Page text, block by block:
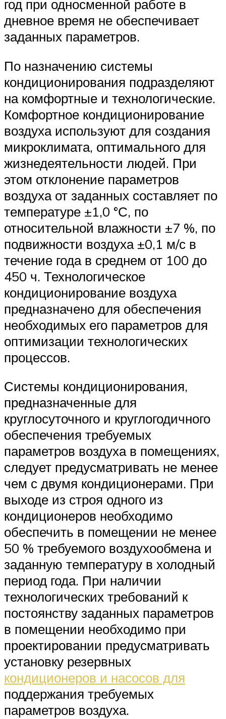
год при односменной работе в
дневное время не обеспечивает
заданных параметров.
По назначению системы
кондиционирования подразделяют
на комфортные и технологические.
Комфортное кондиционирование
воздуха используют для создания
микроклимата, оптимального для
жизнедеятельности людей. При
этом отклонение параметров
воздуха от заданных составляет по
температуре ±1,0 °С, по
относительной влажности ±7 %, по
подвижности воздуха ±0,1 м/с в
течение года в среднем от 100 до
450 ч. Технологическое
кондиционирование воздуха
предназначено для обеспечения
необходимых его параметров для
оптимизации технологических
процессов.
Системы кондиционирования,
предназначенные для
круглосуточного и круглогодичного
обеспечения требуемых
параметров воздуха в помещениях,
следует предусматривать не менее
чем с двумя кондиционерами. При
выходе из строя одного из
кондиционеров необходимо
обеспечить в помещении не менее
50 % требуемого воздухообмена и
заданную температуру в холодный
период года. При наличии
технологических требований к
постоянству заданных параметров
в помещении необходимо при
проектировании предусматривать
установку резервных
кондиционеров и насосов для
поддержания требуемых
параметров воздуха.